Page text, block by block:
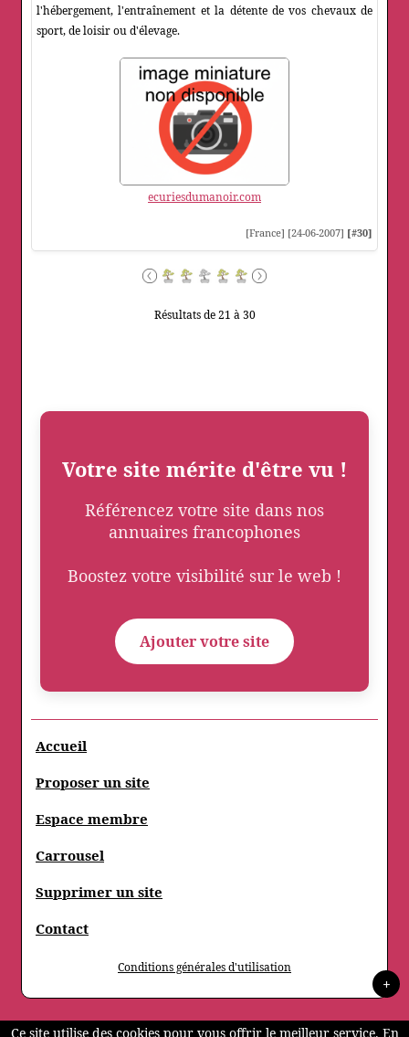
l'hébergement, l'entraînement et la détente de vos chevaux de
sport, de loisir ou d'élevage.
ecuriesdumanoir.com
[France] [24-06-2007] [#30]
Résultats de 21 à 30
Votre site mérite d'être vu !
Référencez votre site dans nos
annuaires francophones
Boostez votre visibilité sur le web !
Ajouter votre site
Accueil
Proposer un site
Espace membre
Carrousel
Supprimer un site
Contact
Conditions générales d'utilisation
+
Ce site utilise des cookies pour vous offrir le meilleur service. En